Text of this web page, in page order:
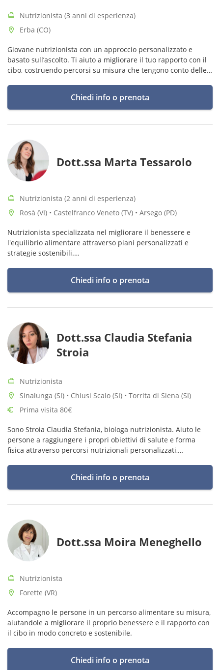
Nutrizionista (3 anni di esperienza)
Erba (CO)
Giovane nutrizionista con un approccio personalizzato e
basato sull’ascolto. Ti aiuto a migliorare il tuo rapporto con il
cibo, costruendo percorsi su misura che tengono conto delle
Chiedi info o prenota
Dott.ssa Marta Tessarolo
Nutrizionista (2 anni di esperienza)
Rosà (VI) • Castelfranco Veneto (TV) • Arsego (PD)
Nutrizionista specializzata nel migliorare il benessere e
l'equilibrio alimentare attraverso piani personalizzati e
strategie sostenibili.
Chiedi info o prenota
Dott.ssa Claudia Stefania
Stroia
Nutrizionista
Sinalunga (SI) • Chiusi Scalo (SI) • Torrita di Siena (SI)
Prima visita 80€
Sono Stroia Claudia Stefania, biologa nutrizionista. Aiuto le
persone a raggiungere i propri obiettivi di salute e forma
fisica attraverso percorsi nutrizionali personalizzati,
Chiedi info o prenota
Dott.ssa Moira Meneghello
Nutrizionista
Forette (VR)
Accompagno le persone in un percorso alimentare su misura,
aiutandole a migliorare il proprio benessere e il rapporto con
il cibo in modo concreto e sostenibile.
Chiedi info o prenota